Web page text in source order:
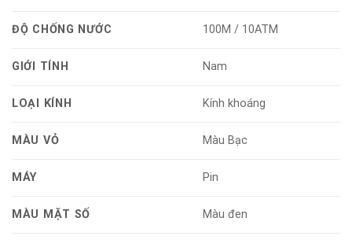
ĐỘ CHỐNG NƯỚC 100M / 10ATM
GIỚI TÍNH Nam
LOẠI KÍNH Kính khoáng
MÀU VỎ Màu Bạc
MÁY Pin
MÀU MẶT SỐ Màu đen